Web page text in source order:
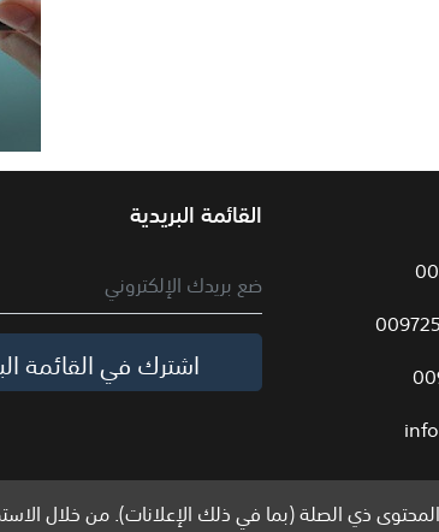
ذي الصلة (بما في ذلك الإعلانات). من خلال
القائمة البريدية
اشترك في القائمة